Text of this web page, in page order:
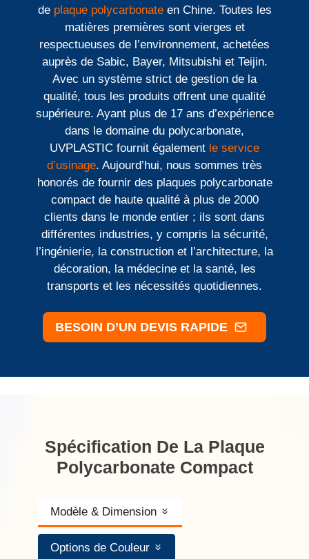
de plaque polycarbonateen Chine. Toutes les
matières premières sont vierges et
respectueuses de l’environnement, achetées
auprès de Sabic, Bayer, Mitsubishi et Teijin.
Avec un système strict de gestion de la
qualité, tous les produits offrent une qualité
supérieure. Ayant plus de 17 ans d’expérience
dans le domaine du polycarbonate,
UVPLASTIC fournit également le service
d’usinage. Aujourd’hui, nous sommes très
honorés de fournir des plaques polycarbonate
compact de haute qualité à plus de 2000
clients dans le monde entier ; ils sont dans
différentes industries, y compris la sécurité,
l’ingénierie, la construction et l’architecture, la
décoration, la médecine et la santé, les
transports et les nécessités quotidiennes.
BESOIN D’UN DEVIS RAPIDE
Spécification De La Plaque
Polycarbonate Compact
Modèle & Dimension
Options de Couleur